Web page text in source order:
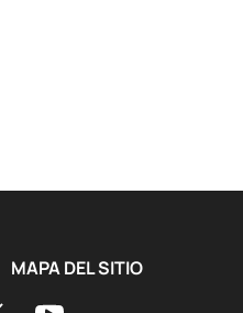
MAPA DEL SITIO